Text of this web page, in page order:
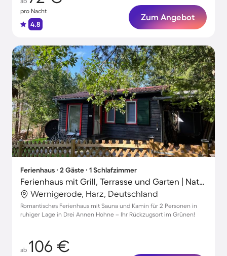
pro Nacht
4.8
Zum Angebot
Ferienhaus ∙ 2 Gäste ∙ 1 Schlafzimmer
Ferienhaus mit Grill, Terrasse und Garten | Naturblick
Wernigerode, Harz, Deutschland
Romantisches Ferienhaus mit Sauna und Kamin für 2 Personen in
ruhiger Lage in Drei Annen Hohne – Ihr Rückzugsort im Grünen!
ab 106 €